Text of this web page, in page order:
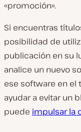
«promoción».
Si encuentras
posibilidad de
publicación en su
analice un nuevo
ese software en el
ayudar a evitar un
puede impulsar la